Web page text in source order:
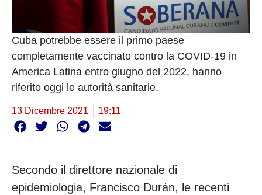
Cuba potrebbe essere il primo paese
completamente vaccinato contro la COVID-19 in
America Latina entro giugno del 2022, hanno
riferito oggi le autorità sanitarie.
13 Dicembre 2021 19:11
Secondo il direttore nazionale di
epidemiologia, Francisco Durán, le recenti